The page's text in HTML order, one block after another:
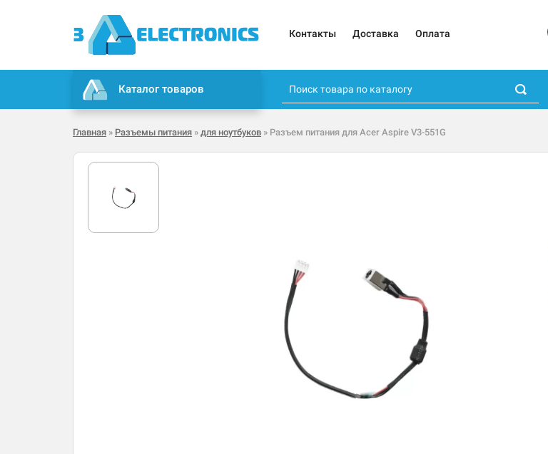
Контакты Доставка Оплата
Каталог товаров
Главная » Разъемы питания » для ноутбуков » Разъем питания для Acer Aspire V3-551G